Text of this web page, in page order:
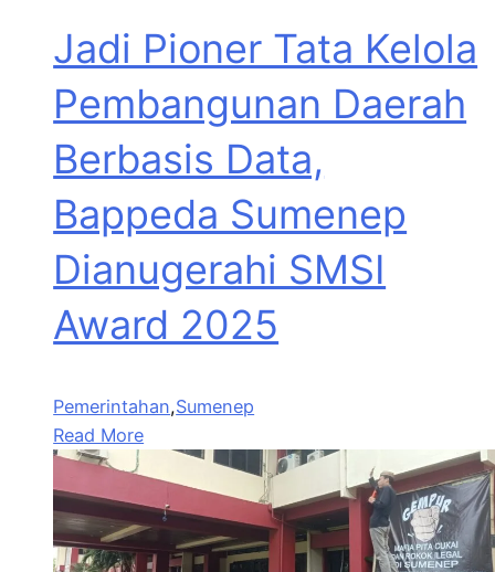
Jadi Pioner Tata Kelola
Pembangunan Daerah
Berbasis Data,
Bappeda Sumenep
Dianugerahi SMSI
Award 2025
Pemerintahan,Sumenep
Read More